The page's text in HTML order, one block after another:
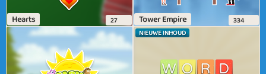
Hearts 27 Tower Empire 334
NIEUWE INHOUD